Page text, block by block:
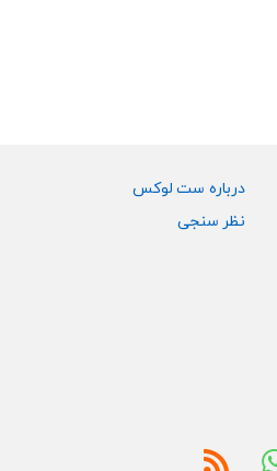
درباره ست لوکس
نظر سنجی